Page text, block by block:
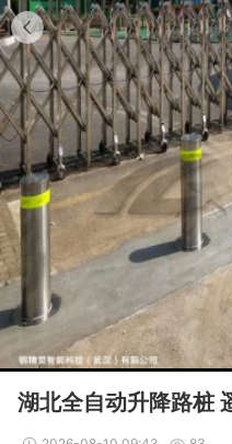
湖北全自动升降路桩